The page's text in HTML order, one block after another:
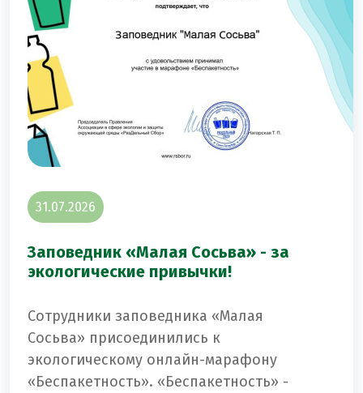
31.07.2026
Заповедник «Малая Сосьва» - за
экологические привычки!
Сотрудники заповедника «Малая
Сосьва» присоединились к
экологическому онлайн-марафону
«Беспакетность». «Беспакетность» -